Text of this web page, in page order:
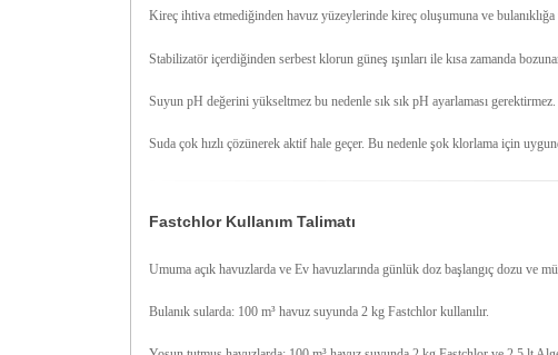
Kireç ihtiva etmediğinden havuz yüzeylerinde kireç oluşumuna ve
Stabilizatör içerdiğinden serbest klorun güneş ışınları ile kısa zamanda
Suyun pH değerini yükseltmez bu nedenle sık sık pH ayarlaması gerektirmez.
Suda çok hızlı çözünerek aktif hale geçer. Bu nedenle şok klorlama için
Fastchlor Kullanım Talimatı
Umuma açık havuzlarda ve Ev havuzlarında günlük doz başlangıç dozu ve
Bulanık sularda: 100 m³ havuz suyunda 2 kg Fastchlor kullanılır.